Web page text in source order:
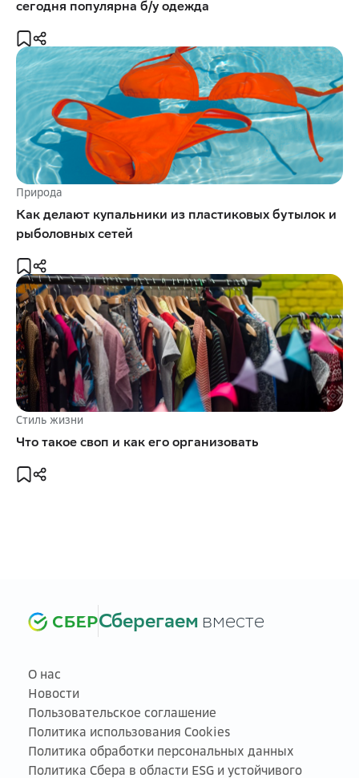
сегодня популярна б/у одежда
Природа
Как делают купальники из пластиковых бутылок и
рыболовных сетей
Стиль жизни
Что такое своп и как его организовать
Сберегаем вместе
О нас
Новости
Пользовательское соглашение
Политика использования Cookies
Политика обработки персональных данных
Политика Сбера в области ESG и устойчивого